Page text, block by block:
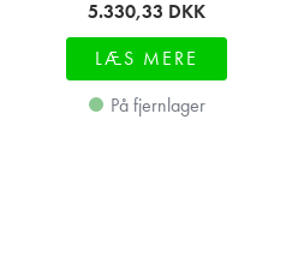
5.330,33 DKK
LÆS MERE
På fjernlager